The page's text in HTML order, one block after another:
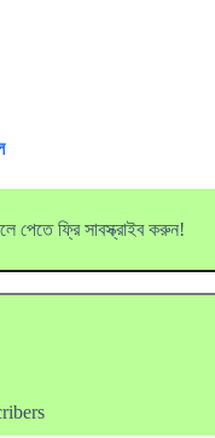
পেতে ফ্রি সাবস্ক্রাইব করুন!